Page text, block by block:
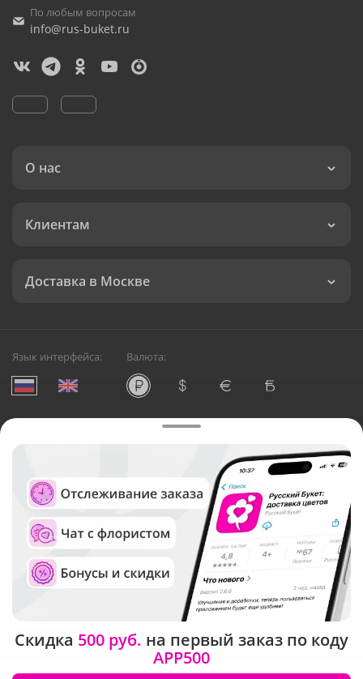
По любым вопросам
info@rus-buket.ru
О нас
Клиентам
Доставка в Москве
Язык интерфейса: Валюта:
Служба круглосуточной доставки цветов в Москве
Русский Букет, 2026
Общество с ограниченной ответственностью «Технология»
ОГРН: 1195476081745, ИНН: 5410081997
Юридический адрес: г. Новосибирск, ул. Ипподромская,
д.42, оф. 3
Рейтинг Русского букета в г. Москва
Скидка 500 руб. на первый заказ по коду
APP500